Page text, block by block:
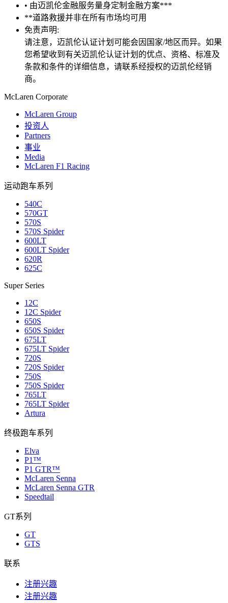
• 由迈凯伦金融服务量身定制金融方案***
**道路救援并非在所有市场均可用
免责声明:
请注意，迈凯伦认证计划可能会因国家/地区而异。如果
您希望收到有关迈凯伦认证计划的优点、资格、标准及
条款和条件的详细信息，请联系经授权的迈凯伦经销
商。
McLaren Corporate
McLaren Group
投资人
Partners
事业
Media
McLaren F1 Racing
运动跑车系列
540C
570GT
570S
570S Spider
600LT
600LT Spider
620R
625C
Super Series
12C
12C Spider
650S
650S Spider
675LT
675LT Spider
720S
720S Spider
750S
750S Spider
765LT
765LT Spider
Artura
终极跑车系列
Elva
P1™
P1 GTR™
McLaren Senna
McLaren Senna GTR
Speedtail
GT系列
GT
GTS
联系
注册兴趣
注册兴趣